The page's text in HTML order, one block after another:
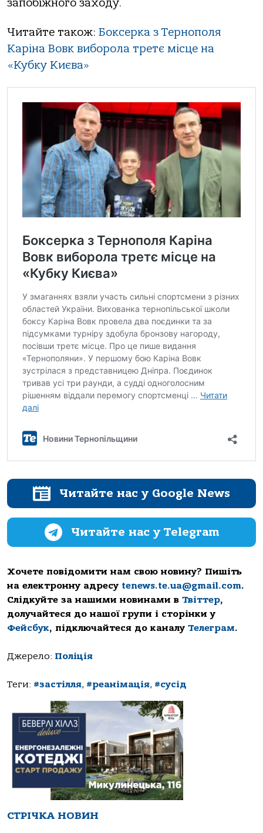
запобіжного заходу.
Читайте також: Боксерка з Тернополя
Каріна Вовк виборола третє місце на
«Кубку Києва»
Читайте нас у Google News
Читайте нас у Telegram
Хочете повідомити нам свою новину? Пишіть
на електронну адресу tenews.te.ua@gmail.com.
Слідкуйте за нашими новинами в Твіттер,
долучайтеся до нашої групи і сторінки у
Фейсбук, підключайтеся до каналу Телеграм.
Джерело: Поліція
Теги: #застілля, #реанімація, #сусід
СТРІЧКА НОВИН